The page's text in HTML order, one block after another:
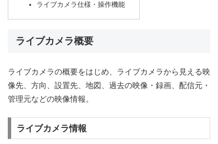
ライブカメラ仕様・操作機能
ライブカメラ概要
ライブカメラの概要をはじめ、ライブカメラから見える映
像先、方向、設置先、地図、過去の映像・録画、配信元・
管理元などの映像情報。
ライブカメラ情報